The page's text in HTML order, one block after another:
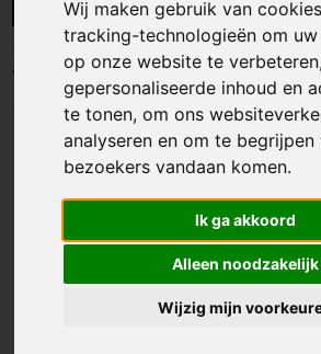
Wij maken gebruik van
tracking-technologieën om
op onze website te
gepersonaliseerde inhoud en
te tonen, om ons
analyseren en om te begrijpen
bezoekers vandaan komen.
Ik ga akkoord
Alleen noodzakelijk
Wijzig mijn
gepersonaliseerde dobbelstenen
merkzichtbaarheid slim
relatiegeschenk,
van een spelconcept. Zo geef je
dat mensen graag oppakken,
jouw merk blijven associëren.
Filters